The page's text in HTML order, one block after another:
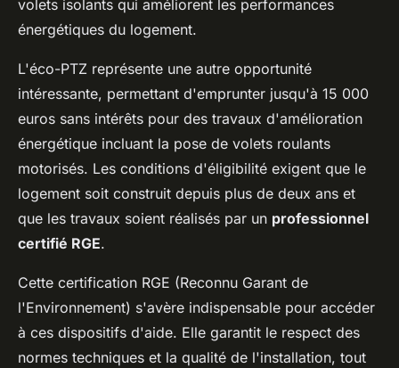
volets isolants qui améliorent les performances
énergétiques du logement.
L'éco-PTZ représente une autre opportunité
intéressante, permettant d'emprunter jusqu'à 15 000
euros sans intérêts pour des travaux d'amélioration
énergétique incluant la pose de volets roulants
motorisés. Les conditions d'éligibilité exigent que le
logement soit construit depuis plus de deux ans et
que les travaux soient réalisés par un professionnel
certifié RGE.
Cette certification RGE (Reconnu Garant de
l'Environnement) s'avère indispensable pour accéder
à ces dispositifs d'aide. Elle garantit le respect des
normes techniques et la qualité de l'installation, tout